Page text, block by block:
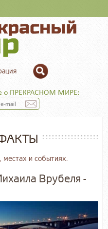
о ПРЕКРАСНОМ МИРЕ:
и событиях.
Врубеля -